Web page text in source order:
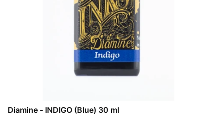
Diamine - INDIGO (Blue) 30 ml